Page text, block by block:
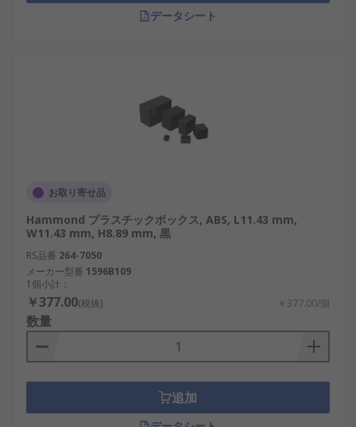
データシート
お取り寄せ品
Hammond プラスチックボックス, ABS, L11.43 mm,
W11.43 mm, H8.89 mm, 黒
RS品番 264-7050
メーカー型番 1596B109
1個小計：
￥377.00(税抜) ￥377.00/個
数量
追加